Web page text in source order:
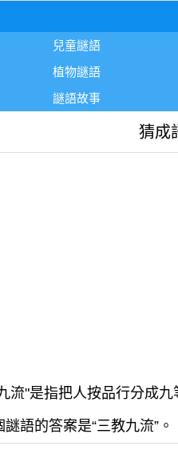
兒童謎語
植物謎語
謎語故事
猜成
流"是指把人按品行分成
語的答案是“三教九流”。